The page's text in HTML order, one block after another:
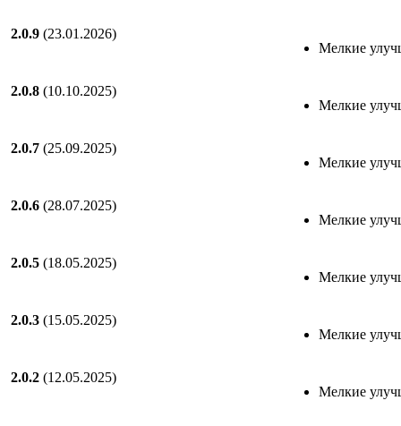
2.0.9 (23.01.2026)
Мелкие
2.0.8 (10.10.2025)
Мелкие
2.0.7 (25.09.2025)
Мелкие
2.0.6 (28.07.2025)
Мелкие
2.0.5 (18.05.2025)
Мелкие
2.0.3 (15.05.2025)
Мелкие
2.0.2 (12.05.2025)
Мелкие